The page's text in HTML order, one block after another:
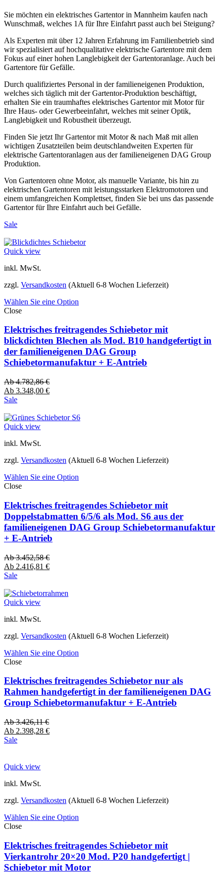
Sie möchten ein elektrisches Gartentor in Mannheim kaufen nach
Wunschmaß, welches 1A für Ihre Einfahrt passt auch bei Steigung?
Als Experten mit über 12 Jahren Erfahrung im Familienbetrieb sind
wir spezialisiert auf hochqualitative elektrische Gartentore mit dem
Fokus auf einer hohen Langlebigkeit der Gartentoranlage. Auch bei
Gartentore für Gefälle.
Durch qualifiziertes Personal in der familieneigenen Produktion,
welches sich täglich mit der Gartentor-Produktion beschäftigt,
erhalten Sie ein traumhaftes elektrisches Gartentor mit Motor für
Ihre Haus- oder Gewerbeeinfahrt, welches mit seiner Optik,
Langlebigkeit und Robustheit überzeugt.
Finden Sie jetzt Ihr Gartentor mit Motor & nach Maß mit allen
wichtigen Zusatzteilen beim deutschlandweiten Experten für
elektrische Gartentoranlagen aus der familieneigenen DAG Group
Produktion.
Von Gartentoren ohne Motor, als manuelle Variante, bis hin zu
elektrischen Gartentoren mit leistungsstarken Elektromotoren und
einem umfangreichen Komplettset, finden Sie bei uns das passende
Gartentor für Ihre Einfahrt auch bei Gefälle.
Sale
Quick view
inkl. MwSt.
zzgl. Versandkosten (Aktuell 6-8 Wochen Lieferzeit)
Wählen Sie eine Option
Close
Elektrisches freitragendes Schiebetor mit
blickdichten Blechen als Mod. B10 handgefertigt in
der familieneigenen DAG Group
Schiebetormanufaktur + E-Antrieb
Ab4.782,86€
Ab 3.348,00 €
Sale
Quick view
inkl. MwSt.
zzgl. Versandkosten (Aktuell 6-8 Wochen Lieferzeit)
Wählen Sie eine Option
Close
Elektrisches freitragendes Schiebetor mit
Doppelstabmatten 6/5/6 als Mod. S6 aus der
familieneigenen DAG Group Schiebetormanufaktur
+ E-Antrieb
Ab3.452,58€
Ab 2.416,81 €
Sale
Quick view
inkl. MwSt.
zzgl. Versandkosten (Aktuell 6-8 Wochen Lieferzeit)
Wählen Sie eine Option
Close
Elektrisches freitragendes Schiebetor nur als
Rahmen handgefertigt in der familieneigenen DAG
Group Schiebetormanufaktur + E-Antrieb
Ab3.426,11€
Ab 2.398,28 €
Sale
Quick view
inkl. MwSt.
zzgl. Versandkosten (Aktuell 6-8 Wochen Lieferzeit)
Wählen Sie eine Option
Close
Elektrisches freitragendes Schiebetor mit
Vierkantrohr 20×20 Mod. P20 handgefertigt |
Schiebetor mit Motor